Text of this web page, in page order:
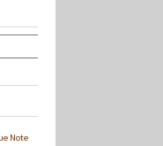
Note